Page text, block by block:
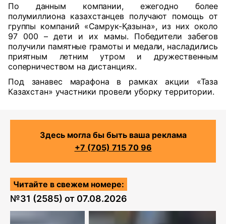
По данным компании, ежегодно более
полумиллиона казахстанцев получают помощь от
группы компаний «Самрук-Қазына», из них около
97 000 – дети и их мамы. Победители забегов
получили памятные грамоты и медали, насладились
приятным летним утром и дружественным
соперничеством на дистанциях.
Под занавес марафона в рамках акции «Таза
Казахстан» участники провели уборку территории.
Здесь могла бы быть ваша реклама
+7 (705) 715 70 96
Читайте в свежем номере:
№31 (2585) от 07.08.2026